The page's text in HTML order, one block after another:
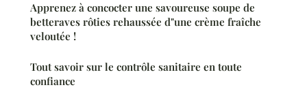
Apprenez à concocter une savoureuse soupe de
betteraves rôties rehaussée d"une crème fraîche
veloutée !
Tout savoir sur le contrôle sanitaire en toute
confiance